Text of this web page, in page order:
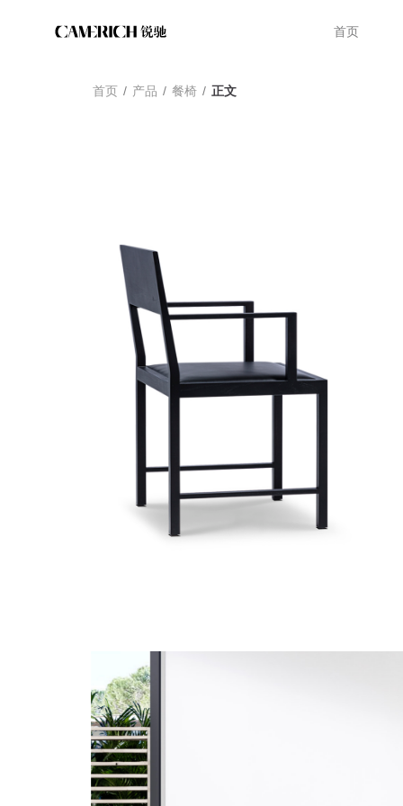
首页
首页 / 产品 / 餐椅 / 正文